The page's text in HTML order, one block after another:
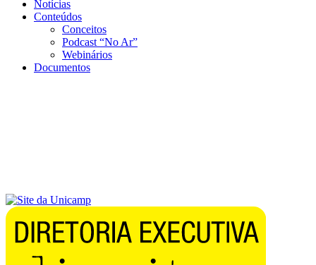
Notícias
Conteúdos
Conceitos
Podcast “No Ar”
Webinários
Documentos